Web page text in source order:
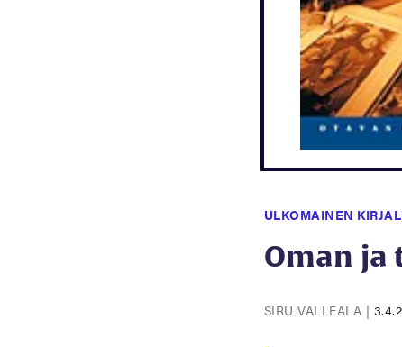
ULKOMAINEN
Oman ja
SIRU VALLEALA |